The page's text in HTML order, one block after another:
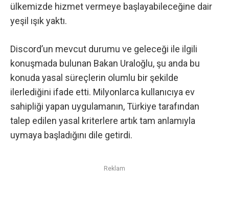
ülkemizde hizmet vermeye başlayabileceğine dair
yeşil ışık yaktı.
Discord’un mevcut durumu ve geleceği ile ilgili
konuşmada bulunan Bakan Uraloğlu, şu anda bu
konuda yasal süreçlerin olumlu bir şekilde
ilerlediğini ifade etti. Milyonlarca kullanıcıya ev
sahipliği yapan uygulamanın, Türkiye tarafından
talep edilen yasal kriterlere artık tam anlamıyla
uymaya başladığını dile getirdi.
Reklam